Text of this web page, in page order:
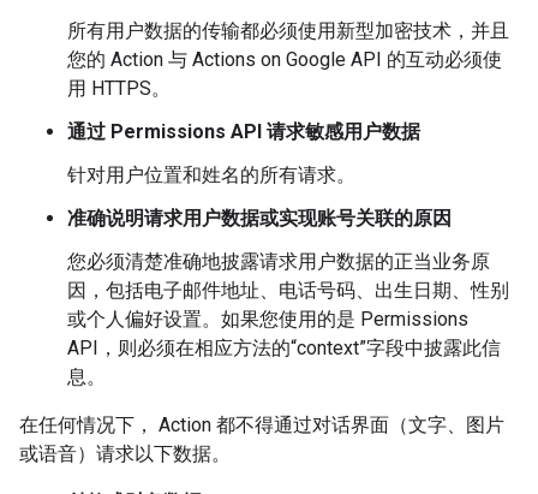
所有用户数据的传输都必须使用新型加密技术，并且
您的 Action 与 Actions on Google API 的互动必须使
用 HTTPS。
通过 Permissions API 请求敏感用户数据
针对用户位置和姓名的所有请求。
准确说明请求用户数据或实现账号关联的原因
您必须清楚准确地披露请求用户数据的正当业务原
因，包括电子邮件地址、电话号码、出生日期、性别
或个人偏好设置。如果您使用的是 Permissions
API，则必须在相应方法的“context”字段中披露此信
息。
在任何情况下， Action 都不得通过对话界面（文字、图片
或语音）请求以下数据。